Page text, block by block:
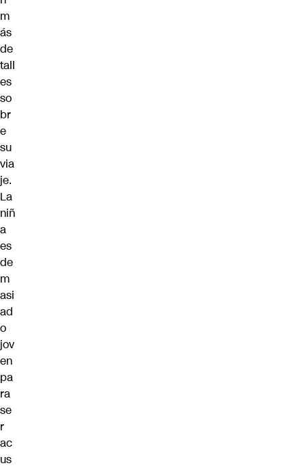
m
ás
de
tall
es
so
br
e
su
via
je.
La
niñ
a
es
de
m
asi
ad
o
jov
en
pa
ra
se
r
ac
us